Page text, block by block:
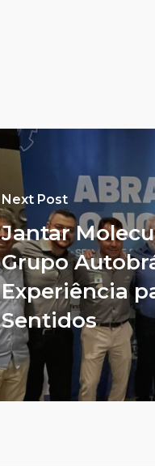
Next Post
Jantar
Grupo
Experiência
Sentidos